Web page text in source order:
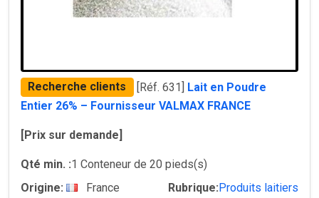
Recherche clients [Réf. 631] Lait en Poudre
Entier 26% – Fournisseur VALMAX FRANCE
[Prix sur demande]
Qté min. :1 Conteneur de 20 pieds(s)
Origine:
France Rubrique:Produits laitiers